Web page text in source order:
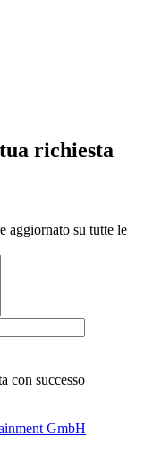
richiesta
aggiornato su tutte le
con successo